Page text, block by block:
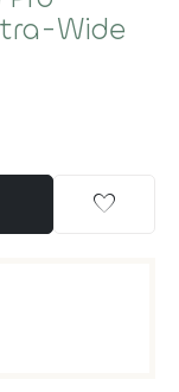
Wide
favorite